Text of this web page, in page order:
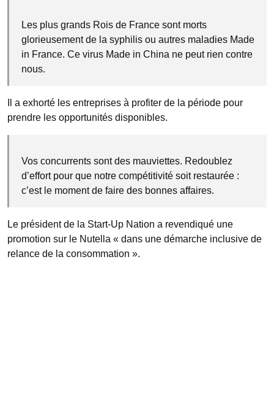
Les plus grands Rois de France sont morts
glorieusement de la syphilis ou autres maladies Made
in France. Ce virus Made in China ne peut rien contre
nous.
Il a exhorté les entreprises à profiter de la période pour
prendre les opportunités disponibles.
Vos concurrents sont des mauviettes. Redoublez
d’effort pour que notre compétitivité soit restaurée :
c’est le moment de faire des bonnes affaires.
Le président de la Start-Up Nation a revendiqué une
promotion sur le Nutella « dans une démarche inclusive de
relance de la consommation ».